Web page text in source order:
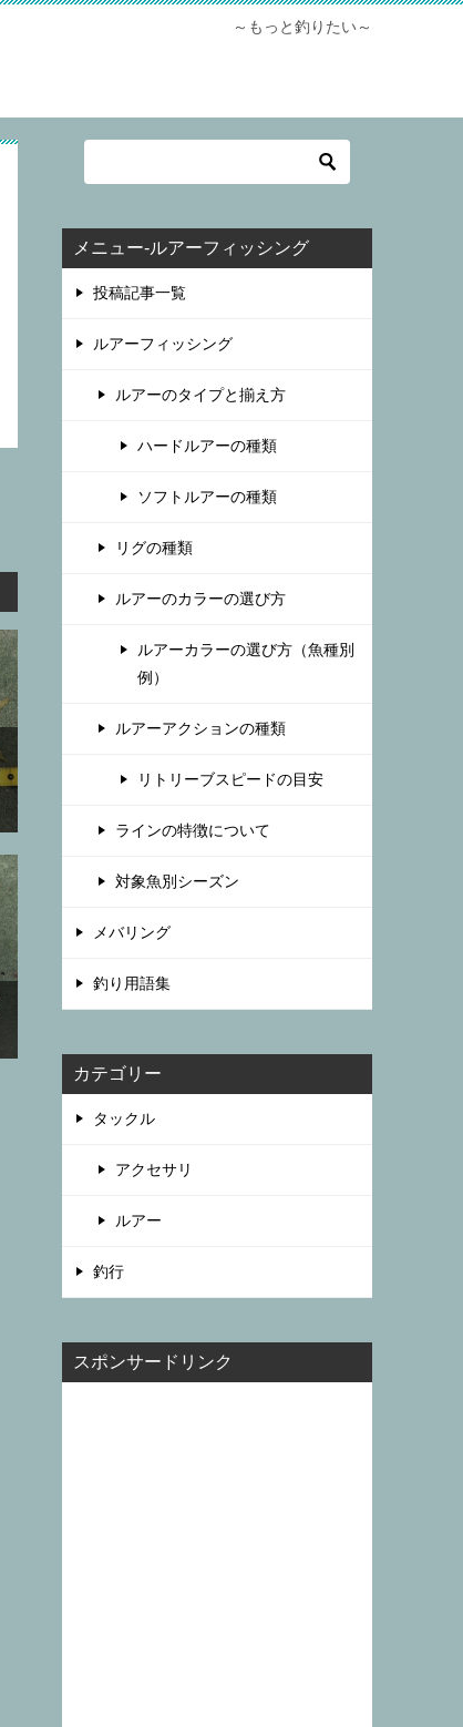
～もっと釣りたい～
メニュー-ルアーフィッシング
投稿記事一覧
ルアーフィッシング
ルアーのタイプと揃え方
ハードルアーの種類
ソフトルアーの種類
リグの種類
ルアーのカラーの選び方
ルアーカラーの選び方（魚種別
例）
ルアーアクションの種類
リトリーブスピードの目安
ラインの特徴について
対象魚別シーズン
メバリング
釣り用語集
カテゴリー
タックル
アクセサリ
ルアー
釣行
スポンサードリンク